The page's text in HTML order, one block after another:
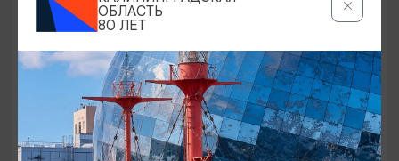
ДЕТСКИЕ ОЗДОРОВИТЕЛЬНЫЕ ЛАГЕРЯ
ОБЛАСТЬ
80 ЛЕТ